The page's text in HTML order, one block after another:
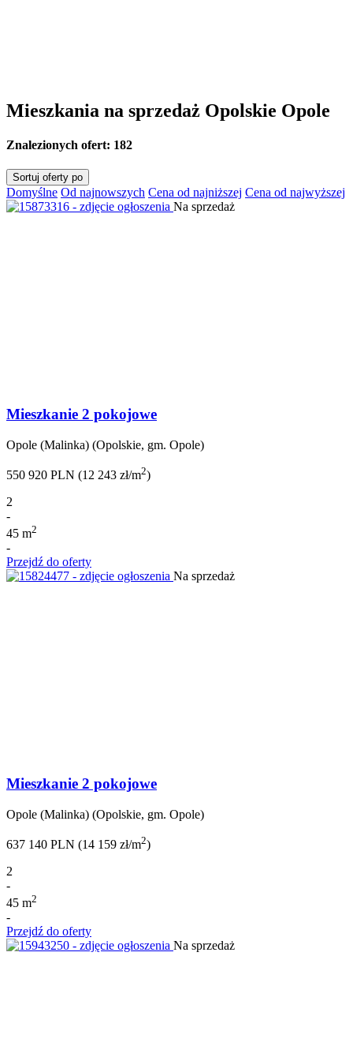
Mieszkania na sprzedaż Opolskie Opole
Znalezionych ofert: 182
Sortuj oferty po
Domyślne Od najnowszych Cena od najniższej Cena od najwyższej
Na sprzedaż
Mieszkanie 2 pokojowe
Opole (Malinka) (Opolskie, gm. Opole)
550 920 PLN (12 243 zł/m2)
2
-
45 m2
-
Przejdź do oferty
Na sprzedaż
Mieszkanie 2 pokojowe
Opole (Malinka) (Opolskie, gm. Opole)
637 140 PLN (14 159 zł/m2)
2
-
45 m2
-
Przejdź do oferty
Na sprzedaż